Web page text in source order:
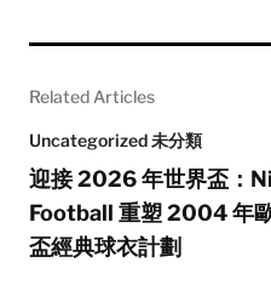
Related Articles
Uncategorized 未分類
迎接 2026 年世界盃：
Football 重塑 2004 年
盃經典球衣計劃